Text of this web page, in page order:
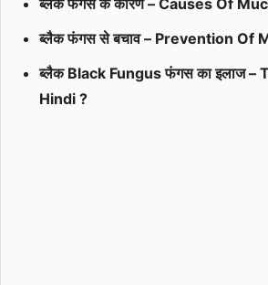
ब्लैक फंगस के कारण – Causes Of
ब्लैक फंगस से बचाव – Prevention Of
ब्लैक Black Fungus फंगस का इलाज
Hindi ?